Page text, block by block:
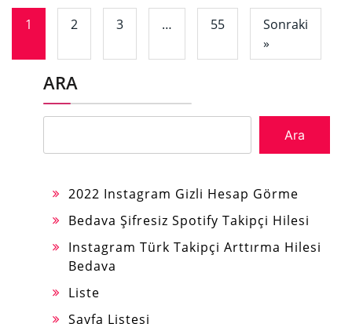
1 2 3 … 55
Sonraki
»
ARA
Ara
2022 Instagram Gizli Hesap Görme
Bedava Şifresiz Spotify Takipçi Hilesi
Instagram Türk Takipçi Arttırma Hilesi
Bedava
Liste
Sayfa Listesi